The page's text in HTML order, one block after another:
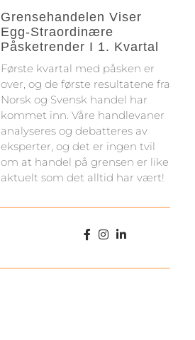
Grensehandelen Viser
Egg-Straordinære
Påsketrender I 1. Kvartal
Første kvartal med påsken er
over, og de første resultatene fra
Norsk og Svensk handel har
kommet inn. Våre handlevaner
analyseres og debatteres av
eksperter, og det er ingen tvil
om at handel på grensen er like
aktuelt som det alltid har vært!